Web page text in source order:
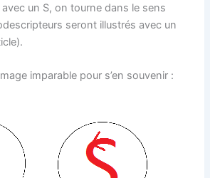
avec un S, on tourne dans le sens
seront illustrés avec un
imparable pour s’en souvenir :